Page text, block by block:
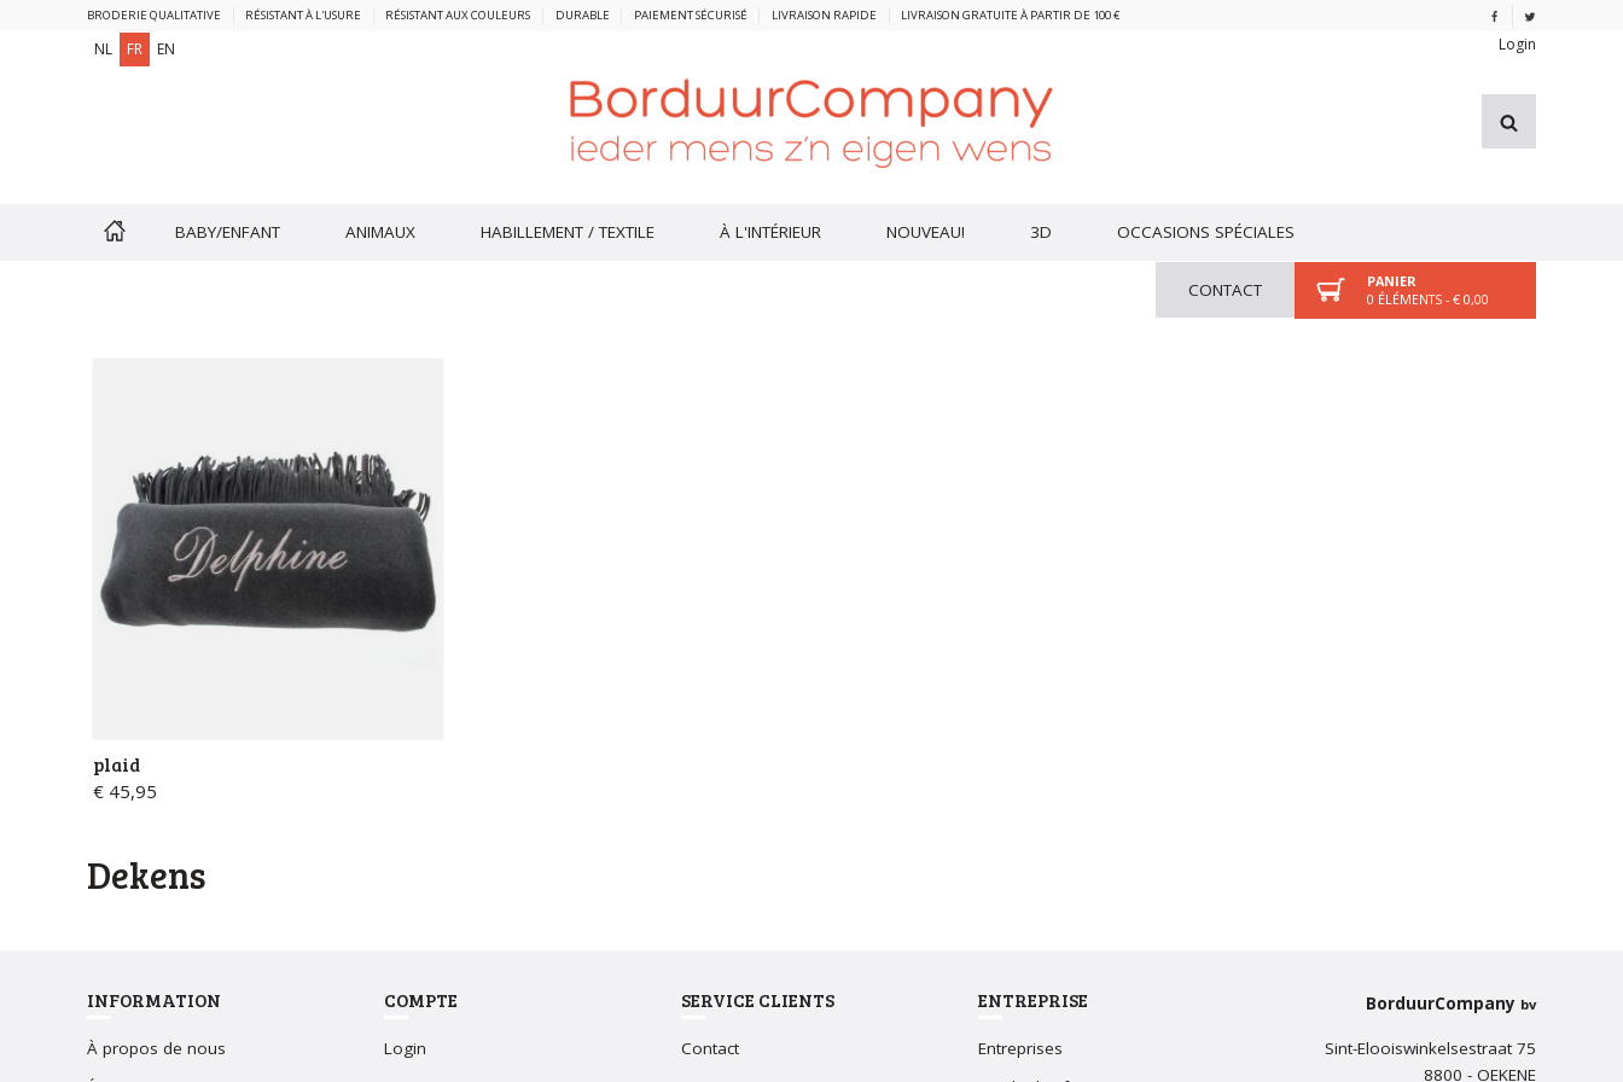
BRODERIE QUALITATIVE RÉSISTANT À L'USURE RÉSISTANT AUX COULEURS DURABLE PAIEMENT SÉCURISÉ LIVRAISON RAPIDE LIVRAISON GRATUITE À PARTIR DE 100 €
NL FR EN Login
BABY/ENFANT ANIMAUX HABILLEMENT / TEXTILE À L'INTÉRIEUR NOUVEAU! 3D OCCASIONS SPÉCIALES
PANIER
0 ÉLÉMENTS - € 0,00
CONTACT
plaid
€ 45,95
dekens
INFORMATION
À propos de nous
COMPTE
Login
SERVICE CLIENTS
Contact
ENTREPRISE
Entreprises
BorduurCompany bv
Sint-Elooiswinkelsestraat 75
8800 - OEKENE